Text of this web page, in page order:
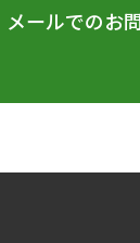
メールでのお